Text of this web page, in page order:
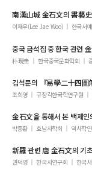
柳宗元書信中的友誼性
우렁각시 고사를 통한 한
신화에 나타난 고대 중국
중국어 교제능력 향상을
말레이시아 종족폭동과
生为例
敦煌 變文에 나타난 天
南漢山城金石文의 書藝
이재우(Lee Jae Woo) 한국서
중국 금석집 중 한국 관련
朴現圭 한국중국문화학회
김석문의 『易學二十四圖
조희영 규장각한국학연구원
金石文을 통해서 본 백제
박중환 호남사학회 역사학
新羅 관련 唐金石文의 기
권덕영 한국사연구회 한국